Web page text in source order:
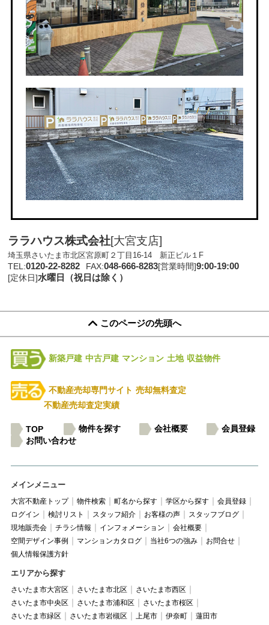
ララハウス株式会社[大宮支店]
埼玉県さいたま市北区宮原町２丁目16-14 新正ビル１F
TEL:0120-22-8282 FAX:048-666-8283[営業時間]9:00-19:00
[定休日]水曜日（祝日は除く）
このページの先頭へ
新築戸建 中古戸建 マンション 土地 収益物件
不動産売却専門サイト 売却無料査定
不動産売却査定実績
TOP 物件を探す 会社概要
会員登録
お問い合わせ
メインメニュー
大宮不動産トップ 物件検索 町名から探す 学区から探す
会員登録
ログイン
検討リスト スタッフ紹介 お客様の声
スタッフブログ
現地販売会
チラシ情報 インフォメーション
会社概要
空間デザイン事例
マンションカタログ 当社6つの強み
お問合せ
個人情報保護方針
エリアから探す
さいたま市大宮区 さいたま市北区
さいたま市西区
さいたま市中央区
さいたま市浦和区
さいたま市桜区
さいたま市緑区
さいたま市岩槻区 上尾市 伊奈町 蓮田市